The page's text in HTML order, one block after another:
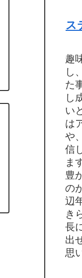
ス
趣
し
た
し
い
は
や
信
ま
豊
の
辺
き
長
出
思